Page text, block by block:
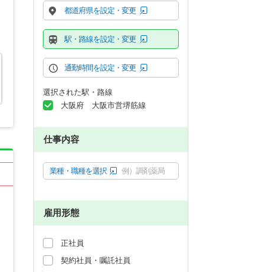
都道府県を設定・変更
駅・路線を設定・変更
通勤時間を設定・変更
選択された駅・路線
大阪府 大阪市営堺筋線
仕事内容
業種・職種を選択 例）調剤薬局
雇用形態
正社員
契約社員・嘱託社員